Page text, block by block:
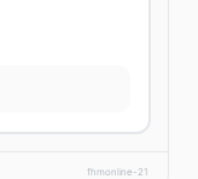
fhmonline-21